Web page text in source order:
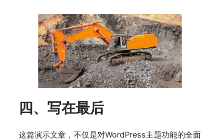
四、写在最后
这篇演示文章，不仅是对WordPress主题功能的全面